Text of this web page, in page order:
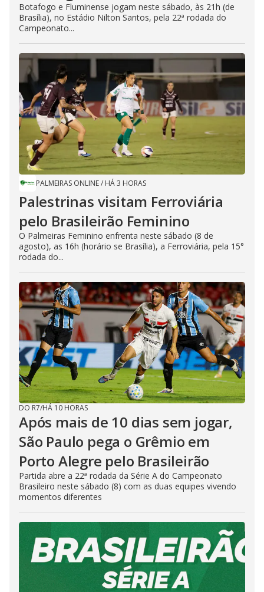
Botafogo e Fluminense jogam neste sábado, às 21h (de
Brasília), no Estádio Nilton Santos, pela 22ª rodada do
Campeonato...
PALMEIRAS ONLINE/ HÁ 3 HORAS
Palestrinas visitam Ferroviária
pelo Brasileirão Feminino
O Palmeiras Feminino enfrenta neste sábado (8 de
agosto), as 16h (horário se Brasília), a Ferroviária, pela 15°
rodada do...
DO R7/HÁ 10 HORAS
Após mais de 10 dias sem jogar,
São Paulo pega o Grêmio em
Porto Alegre pelo Brasileirão
Partida abre a 22ª rodada da Série A do Campeonato
Brasileiro neste sábado (8) com as duas equipes vivendo
momentos diferentes